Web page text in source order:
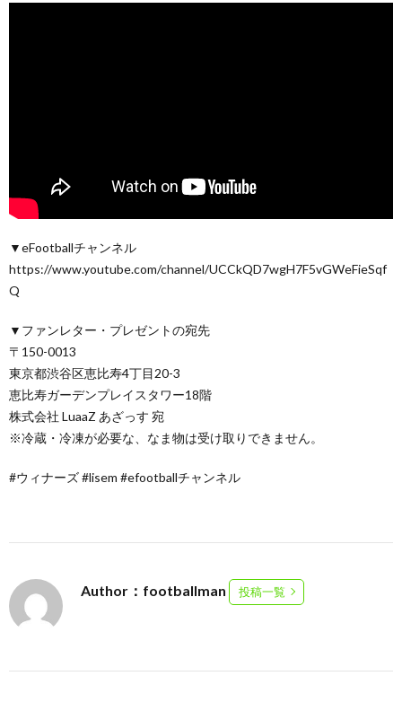
▼eFootballチャンネル
https://www.youtube.com/channel/UCCkQD7wgH7F5vGWeFieSqf
Q
▼ファンレター・プレゼントの宛先
〒150-0013
東京都渋谷区恵比寿4丁目20-3
恵比寿ガーデンプレイスタワー18階
株式会社 LuaaZ あざっす 宛
※冷蔵・冷凍が必要な、なま物は受け取りできません。
#ウィナーズ #lisem #efootballチャンネル
Author：footballman 投稿一覧